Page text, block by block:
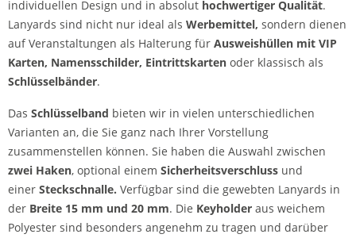
individuellen Design und in absolut hochwertiger Qualität.
Lanyards sind nicht nur ideal als Werbemittel, sondern dienen
auf Veranstaltungen als Halterung für Ausweishüllen mit VIP
Karten, Namensschilder, Eintrittskarten oder klassisch als
Schlüsselbänder.
Das Schlüsselband bieten wir in vielen unterschiedlichen
Varianten an, die Sie ganz nach Ihrer Vorstellung
zusammenstellen können. Sie haben die Auswahl zwischen
zwei Haken, optional einem Sicherheitsverschluss und
einer Steckschnalle. Verfügbar sind die gewebten Lanyards in
der Breite 15 mm und 20 mm. Die Keyholder aus weichem
Polyester sind besonders angenehm zu tragen und darüber